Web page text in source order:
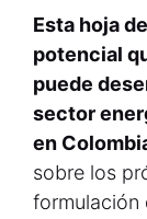
Esta hoja
potencial
puede
sector
en
sobre los
formulación